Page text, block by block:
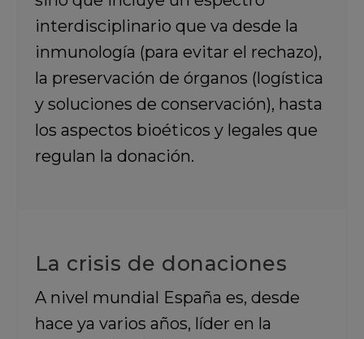
interdisciplinario que va desde la
inmunología (para evitar el rechazo),
la preservación de órganos (logística
y soluciones de conservación), hasta
los aspectos bioéticos y legales que
regulan la donación.
La crisis de donaciones
A nivel mundial España es, desde
hace ya varios años, líder en la